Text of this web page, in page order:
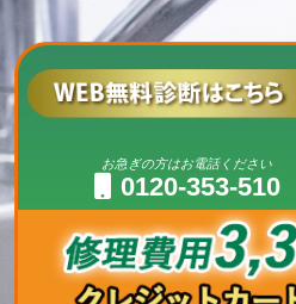
お急ぎの方はお電話ください
0120-353-510